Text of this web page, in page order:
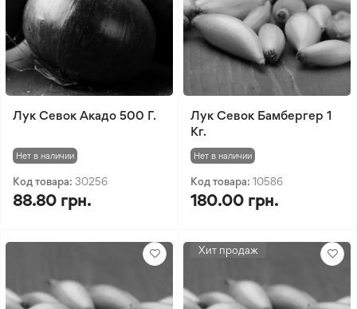
Лук Севок Акадо 500 Г.
Нет в наличии
Код товара: 30256
88.80 грн.
Лук Севок Бамбергер 1
Кг.
Нет в наличии
Код товара: 10586
180.00 грн.
Хит продаж